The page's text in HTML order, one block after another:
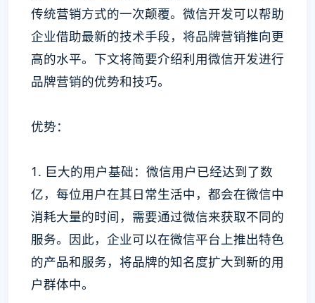
传统营销方式的一次颠覆。微信开发可以帮助
企业借助最新的技术手段，将品牌营销推向更
高的水平。下文将简要介绍利用微信开发进行
品牌营销的优势和技巧。
优势：
1. 巨大的用户基础：微信用户已经达到了数
亿，每位用户在其日常生活中，都会在微信中
消耗大量的时间，需要通过微信来获取不同的
服务。因此，企业可以在微信平台上推出特色
的产品和服务，将品牌的知名度扩大到新的用
户群体中。